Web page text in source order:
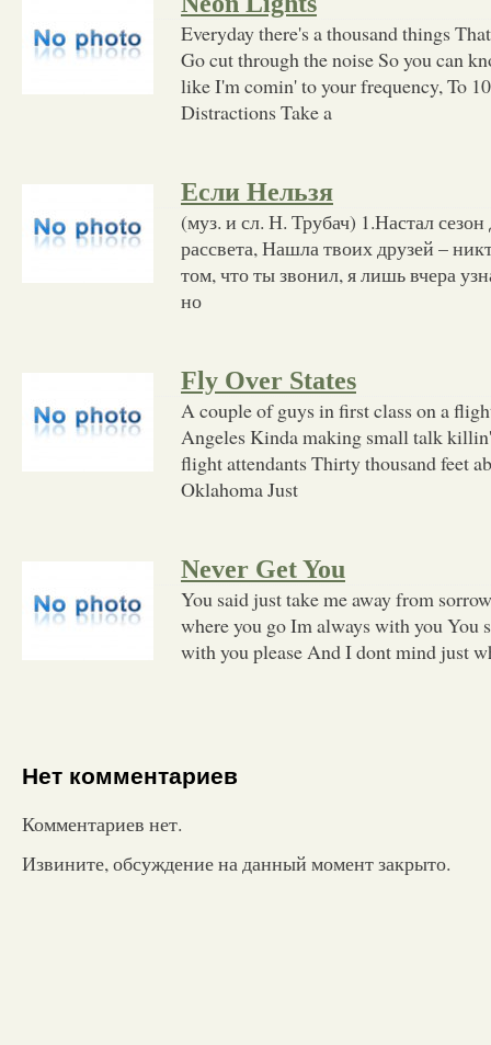
Everyday there's a thousand things
Go cut through the noise So you can
like I'm comin' to your frequency, To
Distractions Take a
Если Нельзя
(муз. и сл. Н. Трубач) 1.Настал
рассвета, Нашла твоих друзей –
том, что ты звонил, я лишь вчера
но
Fly Over States
A couple of guys in first class on a
Angeles Kinda making small talk
flight attendants Thirty thousand feet
Oklahoma Just
Never Get You
You said just take me away from
where you go Im always with you You
with you please And I dont mind just
Нет комментариев
Комментариев нет.
Извините, обсуждение на данный момент закрыто.